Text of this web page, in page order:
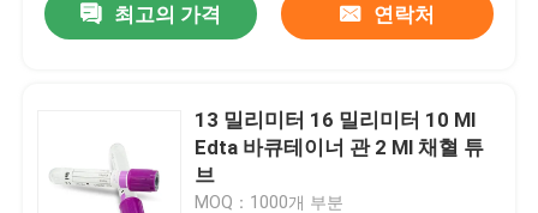
홈
회사 소개
최고의 가격 연락처
13 밀리미터 16 밀리미터 10 Ml
Edta 바큐테이너 관 2 Ml 채혈 튜
브
MOQ：1000개 부분